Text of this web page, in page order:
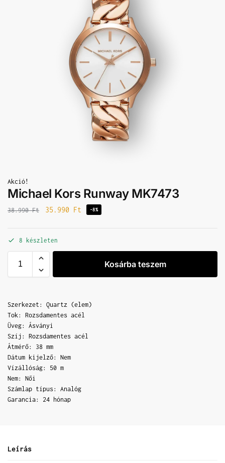
Akció!
Michael Kors Runway MK7473
38.990Ft 35.990 Ft -8%
8 készleten
Kosárba teszem
Szerkezet: Quartz (elem)
Tok: Rozsdamentes acél
Üveg: Ásványi
Szíj: Rozsdamentes acél
Átmérő: 38 mm
Dátum kijelző: Nem
Vízállóság: 50 m
Nem: Női
Számlap típus: Analóg
Garancia: 24 hónap
Leírás